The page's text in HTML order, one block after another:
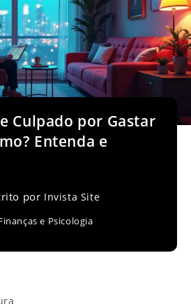
Culpado por Gastar
Entenda e
por Invista Site
e Psicologia